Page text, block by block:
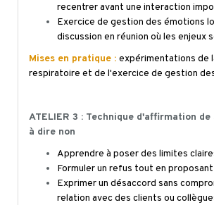
recentrer avant une interaction
Exercice de gestion des émotions
discussion en réunion où les enjeux
Mises en pratique : expérimentations de
respiratoire et de l'exercice de gestion
ATELIER 3 : Technique d'affirmation
à dire non
Apprendre à poser des limites
Formuler un refus tout en
Exprimer un désaccord sans
relation avec des clients ou